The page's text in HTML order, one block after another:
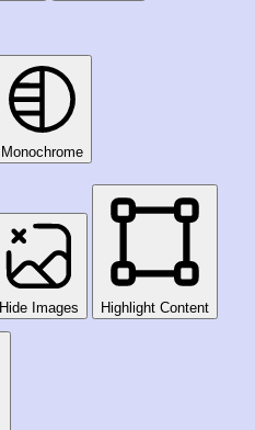
Monochrome
Hide Images Highlight Content